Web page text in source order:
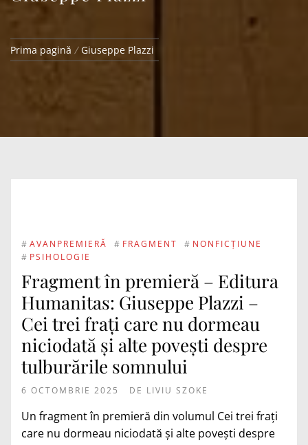
Prima pagină Giuseppe Plazzi
# AVANPREMIERĂ # FRAGMENT # NONFICȚIUNE
# PSIHOLOGIE
Fragment în premieră – Editura
Humanitas: Giuseppe Plazzi –
Cei trei frați care nu dormeau
niciodată și alte povești despre
tulburările somnului
6 OCTOMBRIE 2025 DE LIVIU SZOKE
Un fragment în premieră din volumul Cei trei frați
care nu dormeau niciodată și alte povești despre